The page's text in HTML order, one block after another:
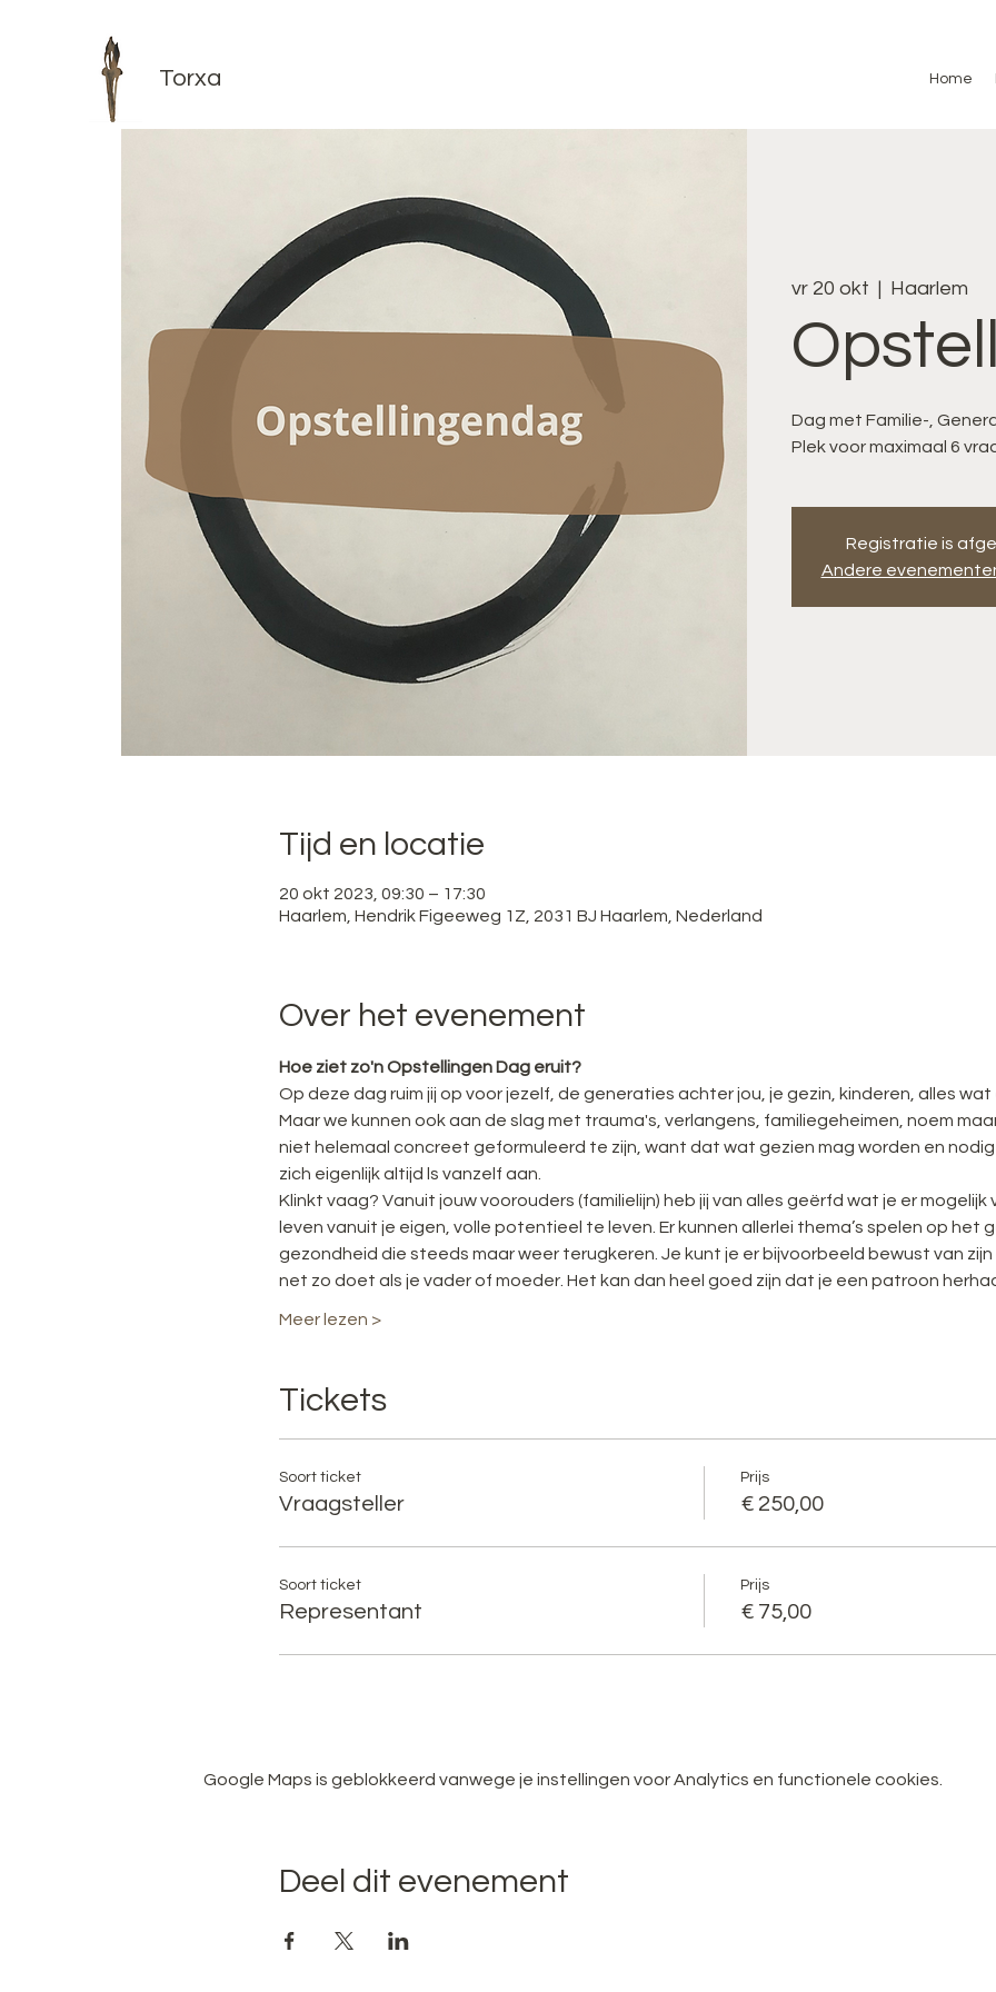
Torxa Home
vr 20 okt Haarlem
Dag met Familie-,
Plek voor maximaal 6
Registratie is
Andere
Tijd en locatie
20 okt 2023, 09:30 – 17:30
Haarlem, Hendrik Figeeweg 1Z, 2031 BJ Haarlem, Nederland
Over het evenement
Hoe ziet zo'n Opstellingen Dag eruit?
Op deze dag ruim jij op voor jezelf, de generaties achter jou, je gezin, kinderen, alles wat
Maar we kunnen ook aan de slag met trauma's, verlangens, familiegeheimen, noem
niet helemaal concreet geformuleerd te zijn, want dat wat gezien mag worden en
zich eigenlijk altijd ls vanzelf aan.
Klinkt vaag? Vanuit jouw voorouders (familielijn) heb jij van alles geërfd wat je er
leven vanuit je eigen, volle potentieel te leven. Er kunnen allerlei thema’s spelen op het
gezondheid die steeds maar weer terugkeren. Je kunt je er bijvoorbeeld bewust van
net zo doet als je vader of moeder. Het kan dan heel goed zijn dat je een patroon
Meer lezen >
Tickets
Soort ticket
Vraagsteller
Prijs
€ 250,00
Soort ticket
Representant
Prijs
€ 75,00
Google Maps is geblokkeerd vanwege je instellingen voor Analytics en functionele cookies.
Deel dit evenement